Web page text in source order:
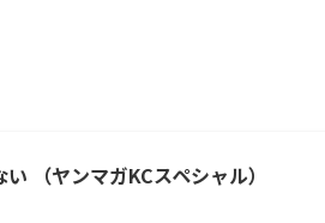
（ヤンマガKCスペシャル）